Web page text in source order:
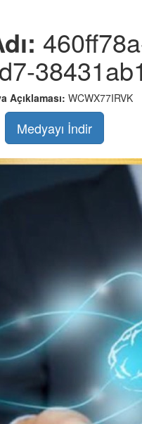
Açıklaması: WCWX77IRVK
Medyayı İndir